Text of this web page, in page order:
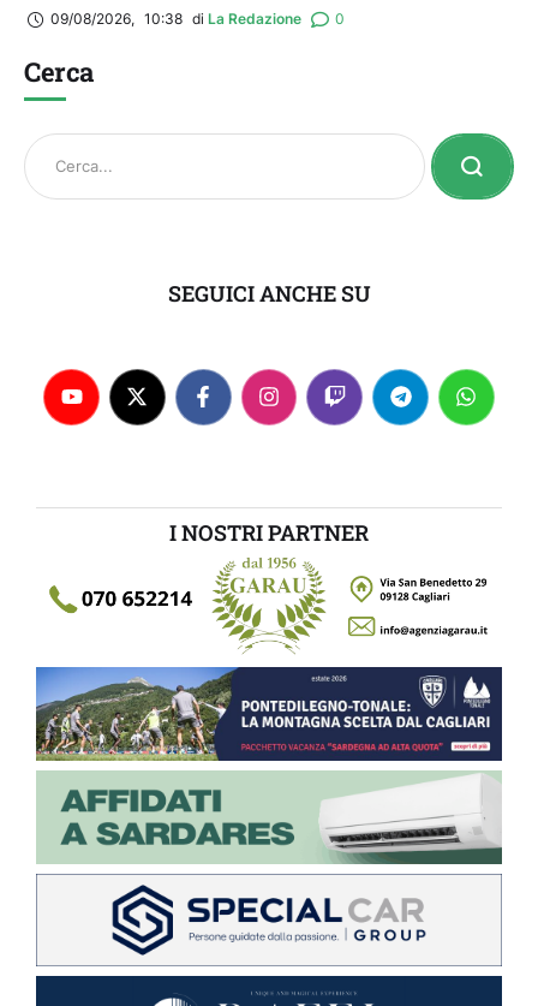
09/08/2026, 10:38 di La Redazione 0
Cerca
SEGUICI ANCHE SU
I NOSTRI PARTNER